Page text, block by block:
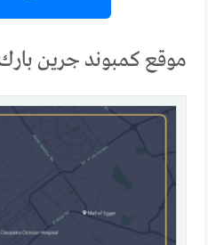
موقع كمبوند جرين بارك